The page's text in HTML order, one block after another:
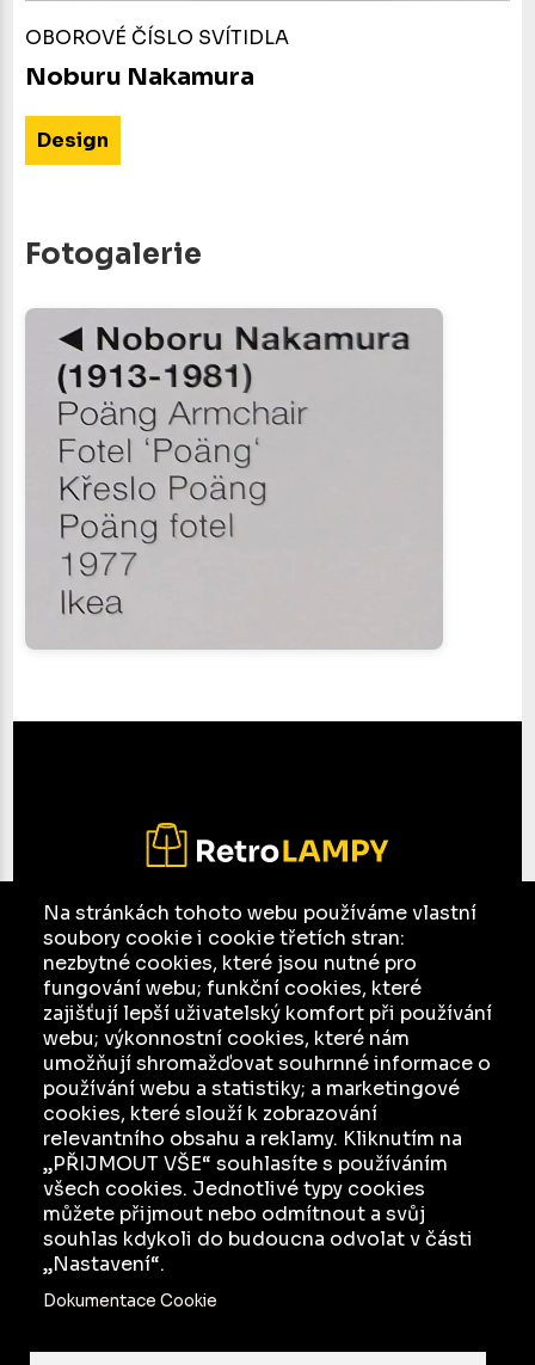
Na stránkách tohoto webu používáme vlastní
soubory cookie i cookie třetích stran:
nezbytné cookies, které jsou nutné pro
fungování webu; funkční cookies, které
zajišťují lepší uživatelský komfort při používání
webu; výkonnostní cookies, které nám
umožňují shromažďovat souhrnné informace o
používání webu a statistiky; a marketingové
cookies, které slouží k zobrazování
relevantního obsahu a reklamy. Kliknutím na
„PŘIJMOUT VŠE“ souhlasíte s používáním
všech cookies. Jednotlivé typy cookies
můžete přijmout nebo odmítnout a svůj
souhlas kdykoli do budoucna odvolat v části
„Nastavení“.
Dokumentace Cookie
OBOROVÉ ČÍSLO SVÍTIDLA
Noburu Nakamura
Design
Fotogalerie
E-mail:jesso@seznam.cz
Facebook
Ochrana osobních údajů a jejich zpracování
KATALOG
INZERCE
O NÁS
JAK TO FUNGUJE